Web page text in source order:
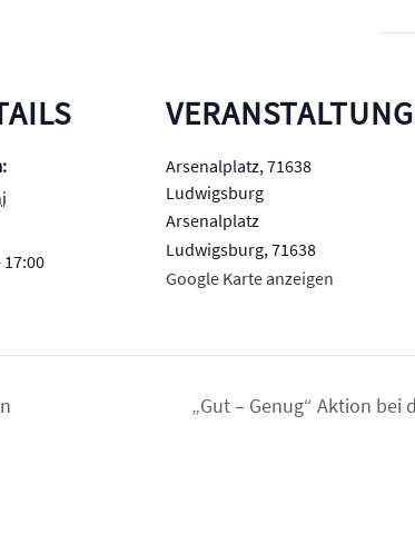
17:00
Arsenalplatz, 71638
Ludwigsburg
Arsenalplatz
Ludwigsburg,71638
Google Karte anzeigen
„Gut – Genug“ Aktion